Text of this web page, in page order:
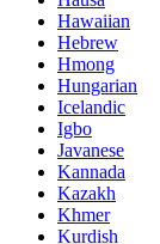
Hawaiian
Hebrew
Hmong
Hungarian
Icelandic
Igbo
Javanese
Kannada
Kazakh
Khmer
Kurdish